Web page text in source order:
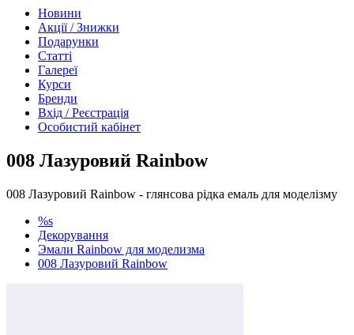
Новини
Акції / Знижки
Подарунки
Статті
Галереї
Курси
Бренди
Вхід / Реєстрація
Особистий кабінет
008 Лазуровий Rainbow
008 Лазуровий Rainbow - глянсова рідка емаль для моделізму
%s
Декорування
Эмали Rainbow для моделизма
008 Лазуровий Rainbow